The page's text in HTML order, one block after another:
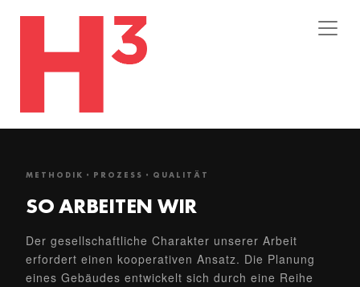
METHODIK · PROZESS · QUALITÄT
SO ARBEITEN WIR
Der gesellschaftliche Charakter unserer Arbeit
erfordert einen kooperativen Ansatz. Die Planung
eines Gebäudes entwickelt sich durch eine Reihe